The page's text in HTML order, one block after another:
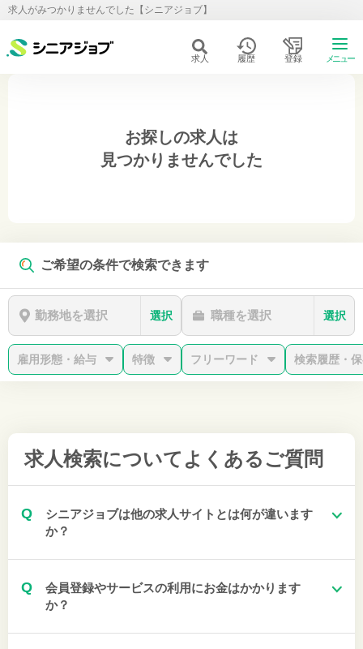
求人がみつかりませんでした【シニアジョブ】
求人 履歴 登録 メニュー
お探しの求人は
見つかりませんでした
ご希望の条件で検索できます
勤務地を選択 選択 職種を選択 選択
雇用形態・給与 特徴 フリーワード 検索履歴・
求人検索について よくあるご質問
Q
シニアジョブは他の求人サイトとは何が違います
か？
Q
会員登録やサービスの利用にお金はかかります
か？